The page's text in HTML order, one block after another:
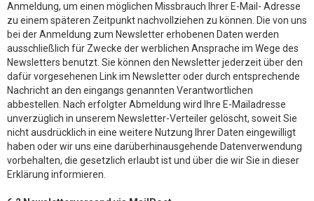
Anmeldung, um einen möglichen Missbrauch Ihrer E-Mail- Adresse
zu einem späteren Zeitpunkt nachvollziehen zu können. Die von uns
bei der Anmeldung zum Newsletter erhobenen Daten werden
ausschließlich für Zwecke der werblichen Ansprache im Wege des
Newsletters benutzt. Sie können den Newsletter jederzeit über den
dafür vorgesehenen Link im Newsletter oder durch entsprechende
Nachricht an den eingangs genannten Verantwortlichen
abbestellen. Nach erfolgter Abmeldung wird Ihre E-Mailadresse
unverzüglich in unserem Newsletter-Verteiler gelöscht, soweit Sie
nicht ausdrücklich in eine weitere Nutzung Ihrer Daten eingewilligt
haben oder wir uns eine darüberhinausgehende Datenverwendung
vorbehalten, die gesetzlich erlaubt ist und über die wir Sie in dieser
Erklärung informieren.